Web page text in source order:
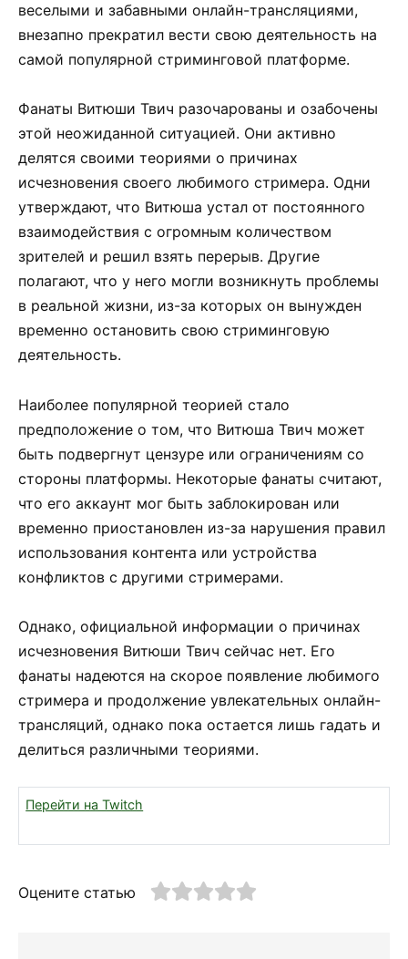
веселыми и забавными онлайн-трансляциями,
внезапно прекратил вести свою деятельность на
самой популярной стриминговой платформе.
Фанаты Витюши Твич разочарованы и озабочены
этой неожиданной ситуацией. Они активно
делятся своими теориями о причинах
исчезновения своего любимого стримера. Одни
утверждают, что Витюша устал от постоянного
взаимодействия с огромным количеством
зрителей и решил взять перерыв. Другие
полагают, что у него могли возникнуть проблемы
в реальной жизни, из-за которых он вынужден
временно остановить свою стриминговую
деятельность.
Наиболее популярной теорией стало
предположение о том, что Витюша Твич может
быть подвергнут цензуре или ограничениям со
стороны платформы. Некоторые фанаты считают,
что его аккаунт мог быть заблокирован или
временно приостановлен из-за нарушения правил
использования контента или устройства
конфликтов с другими стримерами.
Однако, официальной информации о причинах
исчезновения Витюши Твич сейчас нет. Его
фанаты надеются на скорое появление любимого
стримера и продолжение увлекательных онлайн-
трансляций, однако пока остается лишь гадать и
делиться различными теориями.
Перейти на Twitch
Оцените статью